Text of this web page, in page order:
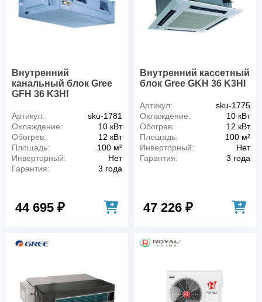
Внутренний
канальный блок Gree
GFH 36 K3HI
Артикул:
sku-1781
Охлаждение:
10 кВт
Обогрев:
12 кВт
Площадь:
100 м²
Инверторный:
Нет
Гарантия:
3 года
44 695 ₽
Внутренний кассетный
блок Gree GKH 36 K3HI
Артикул:
sku-1775
Охлаждение:
10 кВт
Обогрев:
12 кВт
Площадь:
100 м²
Инверторный:
Нет
Гарантия:
3 года
47 226 ₽